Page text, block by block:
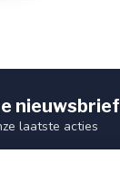
nieuwsbrief
laatste acties